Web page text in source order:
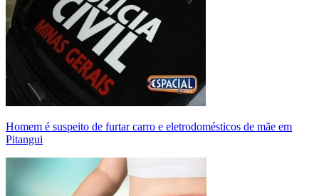
Homem é suspeito de furtar carro e eletrodomésticos de mãe em
Pitangui